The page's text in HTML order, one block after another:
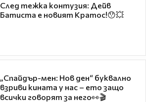
След тежка контузия: Дейв
Батиста е новият Кратос!😯💥
„Спайдър-мен: Нов ден“ буквално
взриви кината у нас – ето защо
всички говорят за него👀🎬